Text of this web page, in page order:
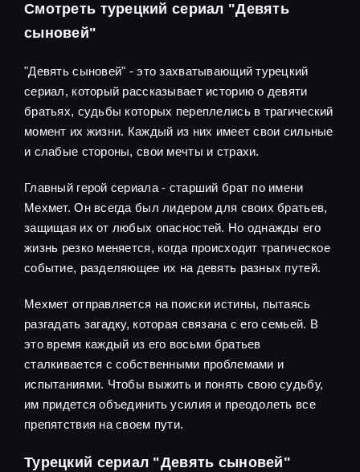
Смотреть турецкий сериал "Девять
сыновей"
"Девять сыновей" - это захватывающий турецкий
сериал, который рассказывает историю о девяти
братьях, судьбы которых переплелись в трагический
момент их жизни. Каждый из них имеет свои сильные
и слабые стороны, свои мечты и страхи.
Главный герой сериала - старший брат по имени
Мехмет. Он всегда был лидером для своих братьев,
защищая их от любых опасностей. Но однажды его
жизнь резко меняется, когда происходит трагическое
событие, разделяющее их на девять разных путей.
Мехмет отправляется на поиски истины, пытаясь
разгадать загадку, которая связана с его семьей. В
это время каждый из его восьми братьев
сталкивается с собственными проблемами и
испытаниями. Чтобы выжить и понять свою судьбу,
им придется объединить усилия и преодолеть все
препятствия на своем пути.
Турецкий сериал "Девять сыновей"